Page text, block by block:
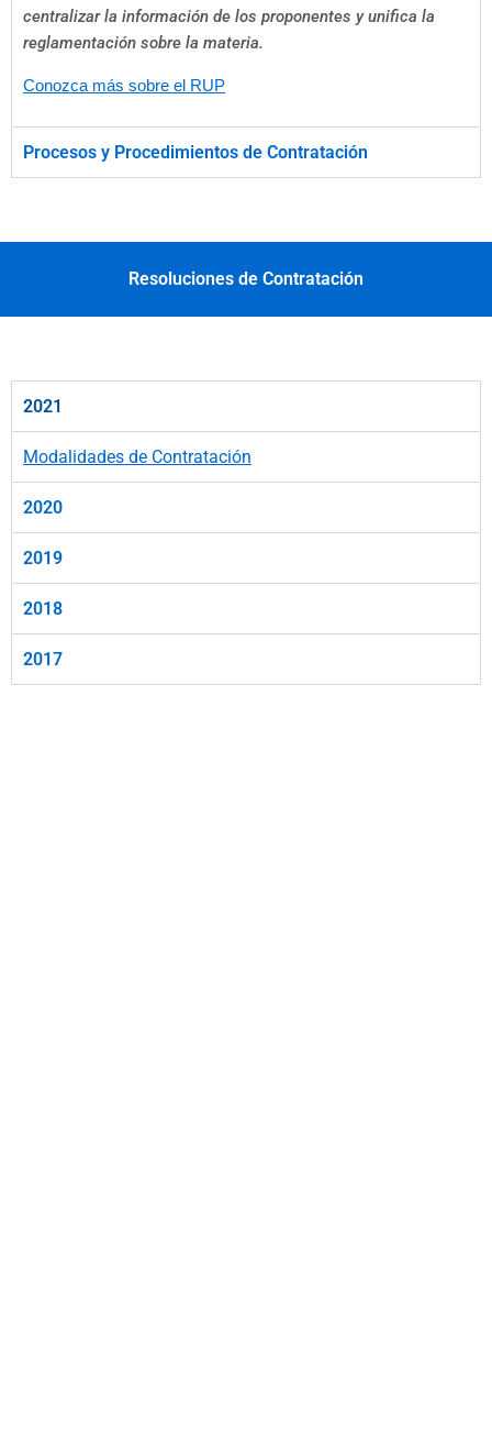
centralizar la información de los proponentes y unifica la
reglamentación sobre la materia.
Conozca más sobre el RUP
Procesos y Procedimientos de Contratación
Resoluciones de Contratación
2021
Modalidades de Contratación
2020
2019
2018
2017